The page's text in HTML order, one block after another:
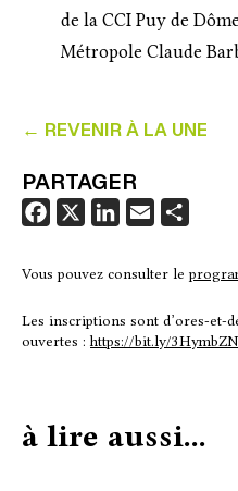
← REVENIR À LA UNE
PARTAGER
c
b
X
n
e
d
a
l
r
a
g
Vous pouvez consulter le
Les inscriptions sont d’ores-et-
ouvertes : https://bit.ly/3HymbZN
de la CCI Puy de
Métropole Claude
à lire aussi...